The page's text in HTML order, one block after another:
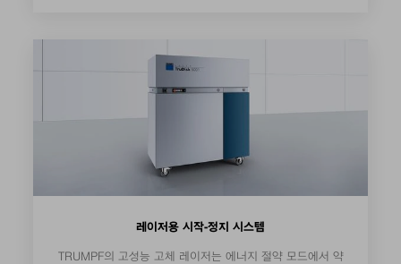
레이저용 시작-정지 시스템
TRUMPF의 고성능 고체 레이저는 에너지 절약 모드에서 약